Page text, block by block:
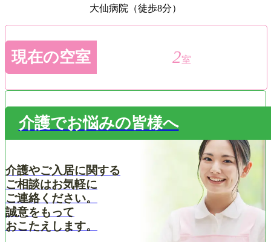
大仙病院（徒歩8分）
現在の空室 2室
介護でお悩みの皆様へ
介護やご入居に関する
ご相談はお気軽に
ご連絡ください。
誠意をもって
おこたえします。